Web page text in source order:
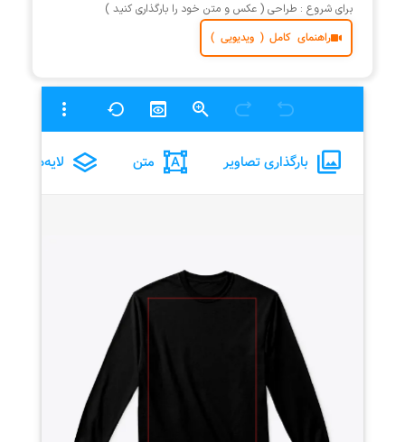
برای شروع : طراحی ( عکس و متن خود را بارگذاری کنید )
راهنمای کامل ( ویدیویی )
بارگذاری تصاویر متن لایه‌ها